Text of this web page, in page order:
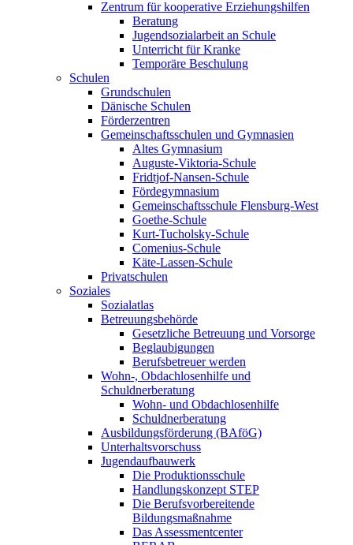
Zentrum für kooperative Erziehungshilfen
Beratung
Jugendsozialarbeit an Schule
Unterricht für Kranke
Temporäre Beschulung
Schulen
Grundschulen
Dänische Schulen
Förderzentren
Gemeinschaftsschulen und Gymnasien
Altes Gymnasium
Auguste-Viktoria-Schule
Fridtjof-Nansen-Schule
Fördegymnasium
Gemeinschaftsschule Flensburg-West
Goethe-Schule
Kurt-Tucholsky-Schule
Comenius-Schule
Käte-Lassen-Schule
Privatschulen
Soziales
Sozialatlas
Betreuungsbehörde
Gesetzliche Betreuung und Vorsorge
Beglaubigungen
Berufsbetreuer werden
Wohn-, Obdachlosenhilfe und
Schuldnerberatung
Wohn- und Obdachlosenhilfe
Schuldnerberatung
Ausbildungsförderung (BAföG)
Unterhaltsvorschuss
Jugendaufbauwerk
Die Produktionsschule
Handlungskonzept STEP
Die Berufsvorbereitende
Bildungsmaßnahme
Das Assessmentcenter